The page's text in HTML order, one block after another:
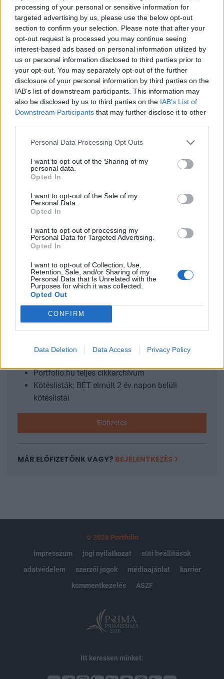
processing of your personal or sensitive information for
targeted advertising by us, please use the below opt-out
section to confirm your selection. Please note that after your
opt-out request is processed you may continue seeing
interest-based ads based on personal information utilized by
us or personal information disclosed to third parties prior to
your opt-out. You may separately opt-out of the further
disclosure of your personal information by third parties on the
IAB’s list of downstream participants. This information may
also be disclosed by us to third parties on the IAB’s List of
Downstream Participants that may further disclose it to other
Personal Data Processing Opt Outs
I want to opt-out of the Sharing of my
personal data.
Opted In
I want to opt-out of the Sale of my
Personal Data.
Opted In
I want to opt-out of processing my
Personal Data for Targeted Advertising.
Opted In
I want to opt-out of Collection, Use,
Retention, Sale, and/or Sharing of my
Personal Data that Is Unrelated with the
Purposes for which it was collected.
Opted Out
CONFIRM
Data Deletion Data Access Privacy Policy
vissza az európai döntéshozatalba. A kormányfő
politikai megállapodást kötött az Európai
Bizottsággal 6000 milliárd forintnyi uniós forrás
hazahozataláról, és június 23-ra Budapestre hívta
a visegrádi országok vezetőit a V4-es
együttműködés újraindítására. Magyar Péter
hangsúlyozta, hogy a Magyarország elleni 7-es
cikk szerinti eljárás lezárásáról is megállapodtak,
és dolgoznak a napi egymillió eurós migrációs
mellett áll ki, és nem támogatja az összes
tárgyalási fejezet egyidejű megnyitását.
Back to Europe 2026Az áprilisi választások után
visszakerült az európai térképre Magyarország, a kormány
kiemelt célja az uniós források hazahozatala, illetve
hosszabb távon az euró bevezetése. Milyen utat kell
bejárnia Magyarországnak addig és mekkora lökést
adhatnak az uniós pénzek a gazdaságnak? Ezzel a
szakértőkkel...
KEDVES OLVASÓNK!
A keresett cikk a portfolio.hu hírarchívumához
tartozik, melynek olvasása előfizetéses
Portfolio.hu teljes cikkarchívum
Kötéslisták: BÉT elmúlt 2 év napon belüli
kötéslistái
Előfizetés
MÁR ELŐFIZETŐNK VAGY? BEJELENTKEZÉS
© 2026 Portfolio
impresszum
jogi nyilatkozat
süti beállítások
adatvédelem
szerzői jogok médiaajánlat
karrier
kommentkezelés
ÁSZF
Itt keressen minket: